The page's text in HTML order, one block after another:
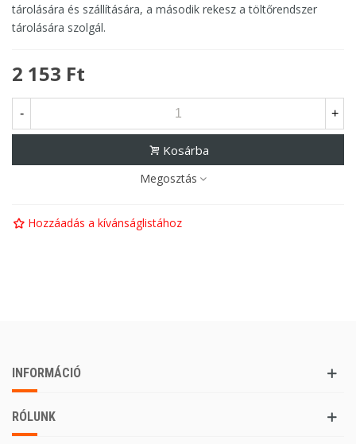
tárolására és szállítására, a második rekesz a töltőrendszer
tárolására szolgál.
2 153 Ft
- +
Kosárba
Megosztás
Hozzáadás a kívánságlistához
INFORMÁCIÓ
RÓLUNK